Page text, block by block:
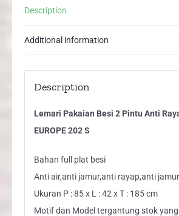
202
Description
Additional information
Description
Lemari Pakaian Besi 2 Pintu Anti
EUROPE 202 S
Bahan full plat besi
Anti air,anti jamur,anti rayap,anti
Ukuran P : 85 x L : 42 x T : 185 cm
Motif dan Model tergantung stok